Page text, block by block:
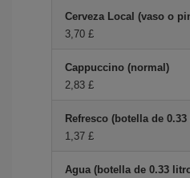
Cerveza Local (vaso o
3,70 £
Cappuccino (normal)
2,83 £
Refresco (botella de
1,37 £
Agua (botella de 0.33